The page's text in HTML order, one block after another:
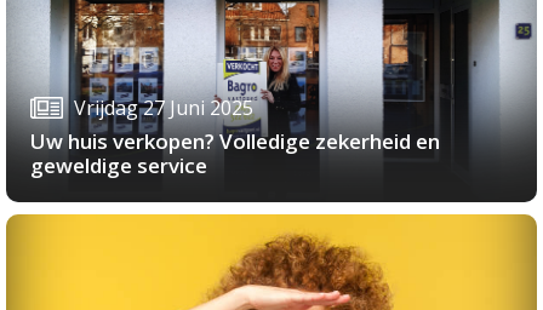
Vrijdag 27 Juni 2025
Uw huis verkopen? Volledige zekerheid en
geweldige service